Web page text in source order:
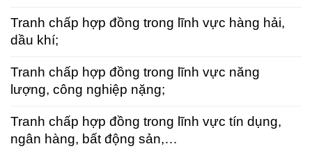
Tranh chấp hợp đồng trong lĩnh vực hàng hải,
dầu khí;
Tranh chấp hợp đồng trong lĩnh vực năng
lượng, công nghiệp nặng;
Tranh chấp hợp đồng trong lĩnh vực tín dụng,
ngân hàng, bất động sản,…